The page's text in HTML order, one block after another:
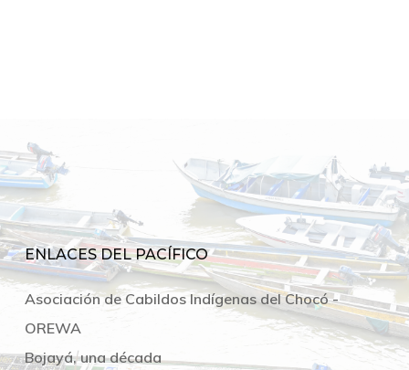
ENLACES DEL PACÍFICO
Asociación de Cabildos Indígenas del Chocó -
OREWA
Bojayá, una década